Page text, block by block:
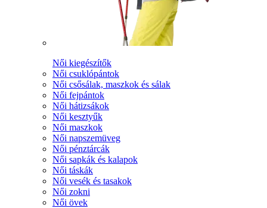
Női kiegészítők
Női csuklópántok
Női csősálak, maszkok és sálak
Női fejpántok
Női hátizsákok
Női kesztyűk
Női maszkok
Női napszemüveg
Női pénztárcák
Női sapkák és kalapok
Női táskák
Női vesék és tasakok
Női zokni
Női övek